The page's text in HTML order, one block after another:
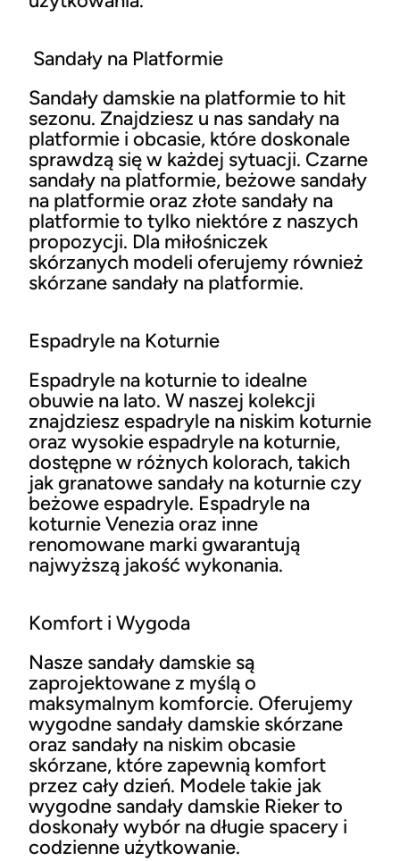
Sandały na Platformie
Sandały damskie na platformie to hit
sezonu. Znajdziesz u nas sandały na
platformie i obcasie, które doskonale
sprawdzą się w każdej sytuacji. Czarne
sandały na platformie, beżowe sandały
na platformie oraz złote sandały na
platformie to tylko niektóre z naszych
propozycji. Dla miłośniczek
skórzanych modeli oferujemy również
skórzane sandały na platformie.
Espadryle na Koturnie
Espadryle na koturnie to idealne
obuwie na lato. W naszej kolekcji
znajdziesz espadryle na niskim koturnie
oraz wysokie espadryle na koturnie,
dostępne w różnych kolorach, takich
jak granatowe sandały na koturnie czy
beżowe espadryle. Espadryle na
koturnie Venezia oraz inne
renomowane marki gwarantują
najwyższą jakość wykonania.
Komfort i Wygoda
Nasze sandały damskie są
zaprojektowane z myślą o
maksymalnym komforcie. Oferujemy
wygodne sandały damskie skórzane
oraz sandały na niskim obcasie
skórzane, które zapewnią komfort
przez cały dzień. Modele takie jak
wygodne sandały damskie Rieker to
doskonały wybór na długie spacery i
codzienne użytkowanie.